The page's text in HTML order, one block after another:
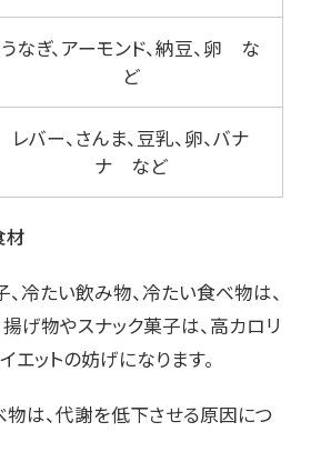
うなぎ、アーモンド、納豆、卵 な
ど
レバー、さんま、豆乳、卵、バナ
ナ など
材
、冷たい飲み物、冷たい食べ物は、
揚げ物やスナック菓子は、高カロリ
エットの妨げになります。
は、代謝を低下させる原因につ